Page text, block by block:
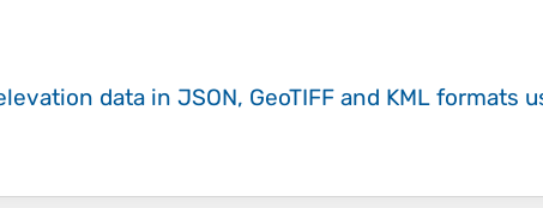
data in JSON, GeoTIFF and KML formats